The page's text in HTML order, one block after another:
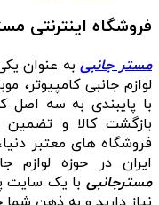
فروشگاه اینترنتی
مستر جانبیبه عنوان
لوازم جانبی کامپیوتر،
بازگشت کالا و تضمین
فروشگاه‌ های معتبر
ایران در حوزه
مسترجانبی با یک سایت